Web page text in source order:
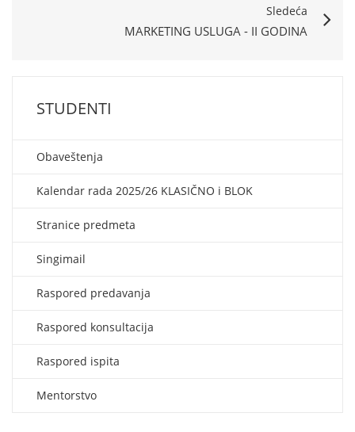
Sledeća
MARKETING USLUGA - II GODINA
STUDENTI
Obaveštenja
Kalendar rada 2025/26 KLASIČNO i BLOK
Stranice predmeta
Singimail
Raspored predavanja
Raspored konsultacija
Raspored ispita
Mentorstvo